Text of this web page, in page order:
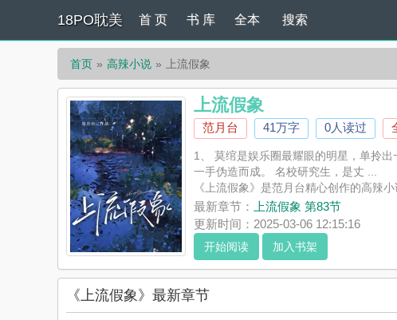
18PO耽美 首 页 书 库 全本 搜索
首页 高辣小说 上流假象
上流假象
范月台 41万字 0人读过
1、 莫绾是娱乐圈最耀眼的明星，单拎
一手伪造而成。 名校研究生，是丈 ...
《上流假象》是范月台精心创作的高辣
支持上流假象读者的观点。
最新章节：
上流假象 第83节
更新时间：2025-03-06 12:15:16
开始阅读 加入书架
《上流假象》最新章节